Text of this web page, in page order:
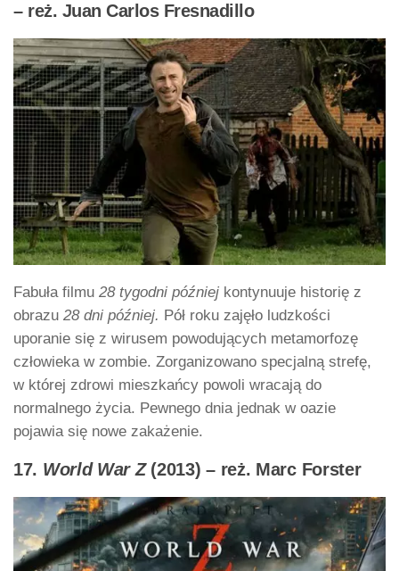
– reż. Juan Carlos Fresnadillo
Fabuła filmu 28 tygodni później kontynuuje historię z
obrazu 28 dni później. Pół roku zajęło ludzkości
uporanie się z wirusem powodujących metamorfozę
człowieka w zombie. Zorganizowano specjalną strefę,
w której zdrowi mieszkańcy powoli wracają do
normalnego życia. Pewnego dnia jednak w oazie
pojawia się nowe zakażenie.
17. World War Z(2013) – reż. Marc Forster